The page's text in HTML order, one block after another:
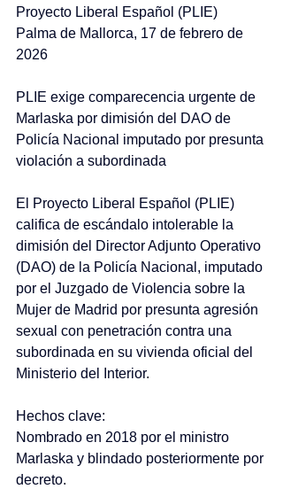
Proyecto Liberal Español (PLIE)
Palma de Mallorca, 17 de febrero de
2026
PLIE exige comparecencia urgente de
Marlaska por dimisión del DAO de
Policía Nacional imputado por presunta
violación a subordinada
El Proyecto Liberal Español (PLIE)
califica de escándalo intolerable la
dimisión del Director Adjunto Operativo
(DAO) de la Policía Nacional, imputado
por el Juzgado de Violencia sobre la
Mujer de Madrid por presunta agresión
sexual con penetración contra una
subordinada en su vivienda oficial del
Ministerio del Interior.
Hechos clave:
Nombrado en 2018 por el ministro
Marlaska y blindado posteriormente por
decreto.